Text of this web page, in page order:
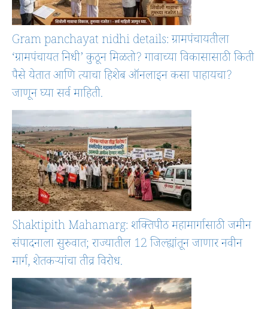
Gram panchayat nidhi details: ग्रामपंचायतीला
‘ग्रामपंचायत निधी’ कुठून मिळतो? गावाच्या विकासासाठी किती
पैसे येतात आणि त्याचा हिशेब ऑनलाइन कसा पाहायचा?
जाणून घ्या सर्व माहिती.
Shaktipith Mahamarg: शक्तिपीठ महामार्गासाठी जमीन
संपादनाला सुरुवात; राज्यातील 12 जिल्ह्यांतून जाणार नवीन
मार्ग, शेतकऱ्यांचा तीव्र विरोध.